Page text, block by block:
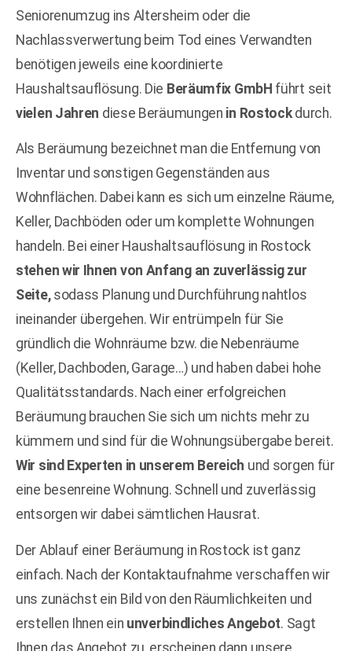
Seniorenumzug ins Altersheim oder die
Nachlassverwertung beim Tod eines Verwandten
benötigen jeweils eine koordinierte
Haushaltsauflösung. Die Beräumfix GmbH führt seit
vielen Jahren diese Beräumungen in Rostockdurch.
Als Beräumung bezeichnet man die Entfernung von
Inventar und sonstigen Gegenständen aus
Wohnflächen. Dabei kann es sich um einzelne Räume,
Keller, Dachböden oder um komplette Wohnungen
handeln. Bei einer Haushaltsauflösung in Rostock
stehen wir Ihnen von Anfang an zuverlässig zur
Seite,sodass Planung und Durchführung nahtlos
ineinander übergehen. Wir entrümpeln für Sie
gründlich die Wohnräume bzw. die Nebenräume
(Keller, Dachboden, Garage…) und haben dabei hohe
Qualitätsstandards. Nach einer erfolgreichen
Beräumung brauchen Sie sich um nichts mehr zu
kümmern und sind für die Wohnungsübergabe bereit.
Wir sind Experten in unserem Bereich und sorgen für
eine besenreine Wohnung. Schnell und zuverlässig
entsorgen wir dabei sämtlichen Hausrat.
Der Ablauf einer Beräumung in Rostock ist ganz
einfach. Nach der Kontaktaufnahme verschaffen wir
uns zunächst ein Bild von den Räumlichkeiten und
erstellen Ihnen ein unverbindliches Angebot. Sagt
Ihnen das Angebot zu, erscheinen dann unsere